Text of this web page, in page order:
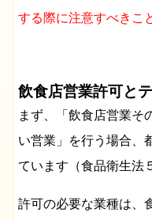
する際に注意すべきこ
飲食店営業許可と
まず、「飲食店営業そ
い営業」を行う場合、
ています（食品衛生法
許可の必要な業種は、